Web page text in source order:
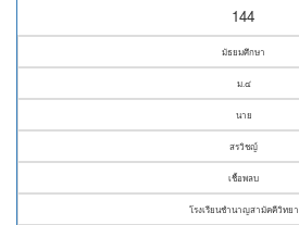
144
มัธยมศึกษา
ม.๔
นาย
สรวิชญ์
เชื้อพลบ
โรงเรียนชำนาญสามัคคีวิทยา